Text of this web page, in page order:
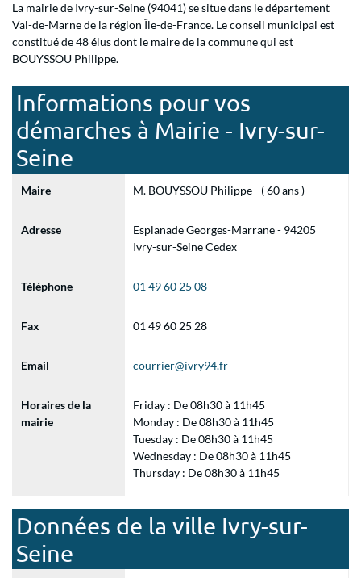
La mairie de Ivry-sur-Seine (94041) se situe dans le département
Val-de-Marne de la région Île-de-France. Le conseil municipal est
constitué de 48 élus dont le maire de la commune qui est
BOUYSSOU Philippe.
Informations pour vos
démarches à Mairie - Ivry-sur-
Seine
Maire M. BOUYSSOU Philippe - ( 60 ans )
Adresse
Esplanade Georges-Marrane - 94205
Ivry-sur-Seine Cedex
Téléphone 01 49 60 25 08
Fax 01 49 60 25 28
Email courrier@ivry94.fr
Horaires de la
mairie
Friday : De 08h30 à 11h45
Monday : De 08h30 à 11h45
Tuesday : De 08h30 à 11h45
Wednesday : De 08h30 à 11h45
Thursday : De 08h30 à 11h45
Données de la ville Ivry-sur-
Seine